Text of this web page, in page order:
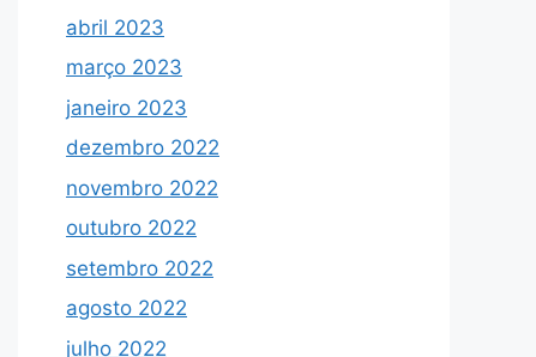
abril 2023
março 2023
janeiro 2023
dezembro 2022
novembro 2022
outubro 2022
setembro 2022
agosto 2022
julho 2022